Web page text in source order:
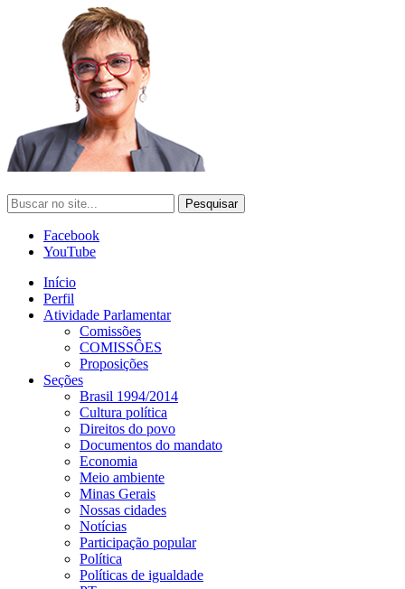
Facebook
YouTube
Início
Perfil
Atividade Parlamentar
Comissões
COMISSÔES
Proposições
Seções
Brasil 1994/2014
Cultura política
Direitos do povo
Documentos do mandato
Economia
Meio ambiente
Minas Gerais
Nossas cidades
Notícias
Participação popular
Política
Políticas de igualdade